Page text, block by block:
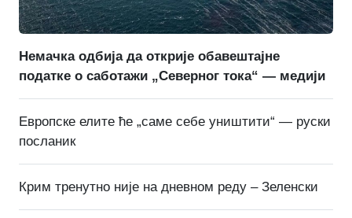
Немачка одбија да открије обавештајне
податке о саботажи „Северног тока“ — медији
Европске елите ће „саме себе уништити“ — руски
посланик
Крим тренутно није на дневном реду – Зеленски